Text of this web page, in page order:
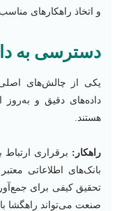
و اتخاذ راهکارهای
دسترسی به
یکی از چالش‌های
داده‌های دقیق و به‌روز
هستند.
راهکار: برقراری
بانک‌های اطلاعاتی
تحقیق کیفی برای
صنعت می‌تواند راهگشا